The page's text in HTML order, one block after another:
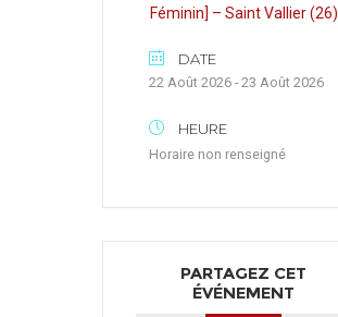
Féminin] – Saint Vallier (26)
DATE
22 Août 2026 - 23 Août 2026
HEURE
Horaire non renseigné
PARTAGEZ CET
ÉVÉNEMENT